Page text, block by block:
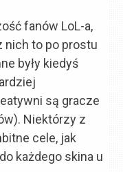
fanów LoL-a,
nich to po prostu
były kiedyś
są gracze
Niektórzy z
cele, jak
każdego skina u